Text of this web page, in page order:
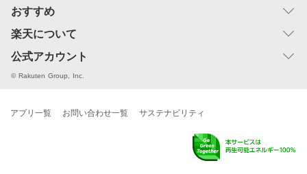
楽天GORAの使い方
サイトマップ
利用規約
おすすめ
ゴルフ用品のお買い物♪
ゴルファー保険を探す
漫画：煮っころがし
楽天について
企業情報
公式アカウント
Facebook
X
© Rakuten Group, Inc.
アプリ一覧 お問い合わせ一覧 サステナビリティ